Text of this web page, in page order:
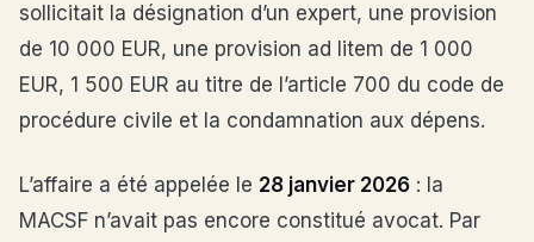
sollicitait la désignation d’un expert, une provision
de 10 000 EUR, une provision ad litem de 1 000
EUR, 1 500 EUR au titre de l’article 700 du code de
procédure civile et la condamnation aux dépens.
L’affaire a été appelée le 28 janvier 2026 : la
MACSF n’avait pas encore constitué avocat. Par